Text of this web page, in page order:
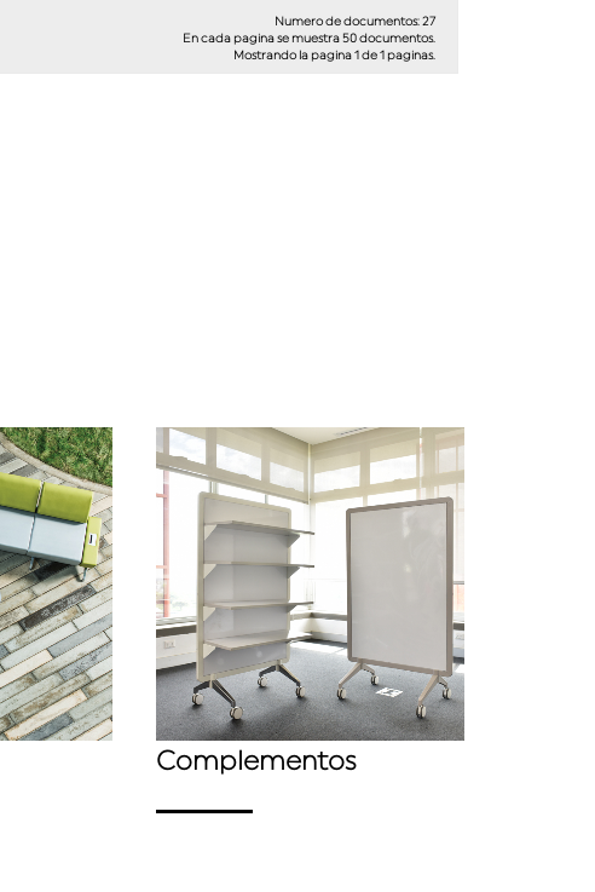
Numero de documentos: 27
En cada pagina se muestra 50 documentos.
Mostrando la pagina 1 de 1 paginas.
Complementos